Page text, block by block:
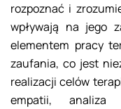
rozpoznać i
wpływają na jego
elementem pracy
zaufania, co jest
realizacji celów
empatii, analiza